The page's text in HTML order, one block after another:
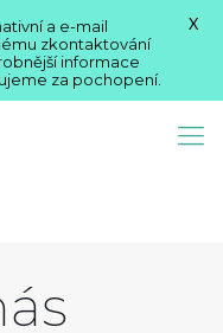
a e-mail
zkontaktování
informace
za pochopení.
X